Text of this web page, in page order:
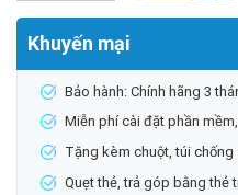
Khuyến mại
Bảo hành: Chính hãng 3
Miễn phí cài đặt phần
Tặng kèm chuột, túi
Quẹt thẻ, trả góp bằng thẻ